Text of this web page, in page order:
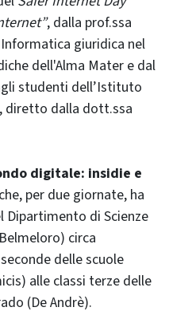
, dalla prof.ssa
giuridica nel
dell'Alma Mater e dal
studenti dell’Istituto
diretto dalla dott.ssa
digitale: insidie e
per due giornate, ha
Dipartimento di Scienze
circa
delle scuole
alle classi terze delle
(De Andrè).